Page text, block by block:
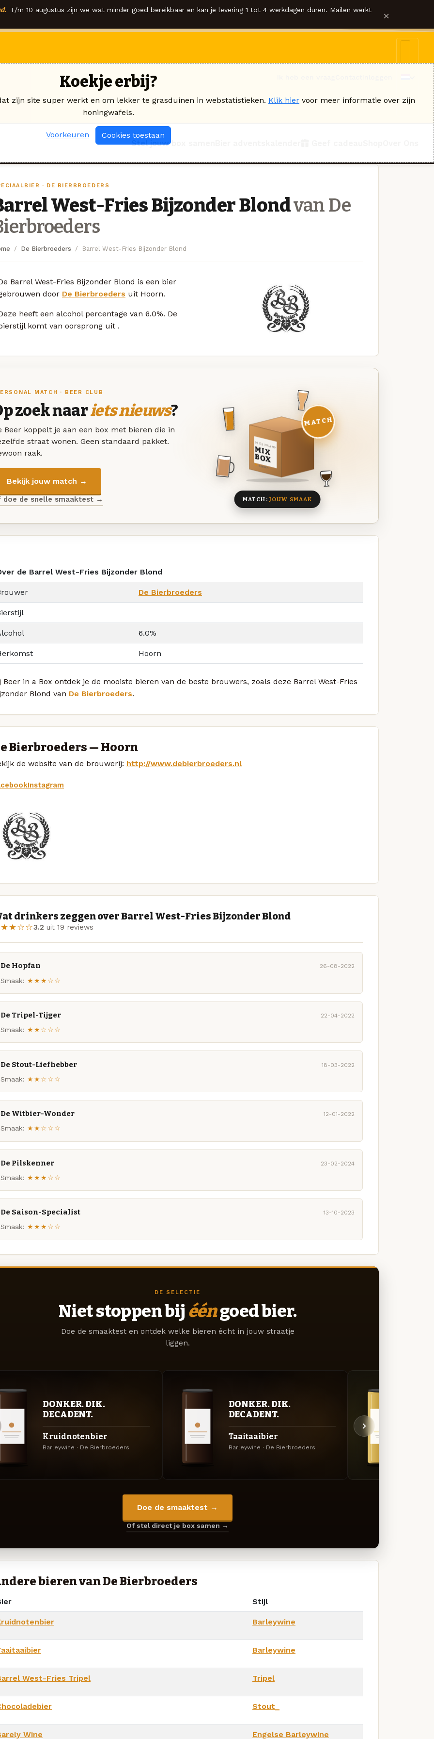
T/m 10 augustus zijn we wat minder goed bereikbaar en kan je levering 1 tot 4 werkdagen duren. Mailen werkt ×
Stel jouw box samen
· DE BIERBROEDERS
West-Fries Bijzonder Blondvan De
De Bierbroeders Barrel West-Fries Bijzonder Blond
Barrel West-Fries Bijzonder Blond is een bier
door De Bierbroeders uit Hoorn.
heeft een alcohol percentage van 6.0%. De
komt van oorsprong uit .
MATCH · BEER CLUB
zoek naariets nieuws?
Beer koppelt je aan een box met bieren die in
straat wonen. Geen standaard pakket.
raak.
Bekijk jouw match →
doe de snelle smaaktest →
DEZE MAAND
MIX
BOX
8 BIEREN
MATCH
MATCH: JOUW SMAAK
de Barrel West-Fries Bijzonder Blond
De Bierbroeders
6.0%
Hoorn
Beer in a Box ontdek je de mooiste bieren van de beste brouwers, zoals deze Barrel West-Fries
Blond van De Bierbroeders.
Bierbroeders — Hoorn
de website van de brouwerij: http://www.debierbroeders.nl
Instagram
drinkers zeggen over Barrel West-Fries Bijzonder Blond
3.2 uit 19 reviews
De Hopfan 26-08-2022
Smaak: ★★★☆☆
De Tripel-Tijger 22-04-2022
Smaak: ★★☆☆☆
De Stout-Liefhebber 18-03-2022
Smaak: ★★☆☆☆
De Witbier-Wonder 12-01-2022
Smaak: ★★☆☆☆
De Pilskenner 23-02-2024
Smaak: ★★★☆☆
De Saison-Specialist 13-10-2023
Smaak: ★★★☆☆
DE SELECTIE
Niet stoppen bij ééngoed bier.
Doe de smaaktest en ontdek welke bieren écht in jouw straatje
liggen.
DONKER. DIK.
DECADENT.
Kruidnotenbier
Barleywine · De Bierbroeders
DONKER. DIK.
DECADENT.
Taaitaaibier
Barleywine · De Bierbroeders
Doe de smaaktest →
Of stel direct je box samen →
bieren van De Bierbroeders
Stijl
Barleywine
Barleywine
West-Fries Tripel Tripel
Stout_
Wine Engelse Barleywine
Koekje erbij?
zijn site super werkt en om lekker te grasduinen in webstatistieken. Klik hier voor meer informatie over zijn
honingwafels.
Voorkeuren Cookies toestaan